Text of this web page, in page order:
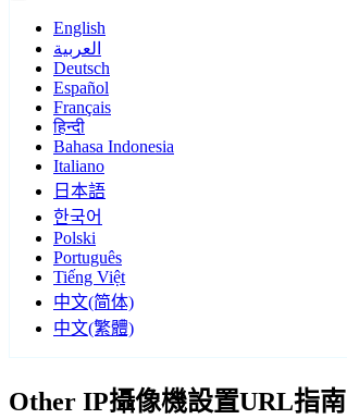
English
العربية
Deutsch
Español
Français
हिन्दी
Bahasa Indonesia
Italiano
日本語
한국어
Polski
Português
Tiếng Việt
中文(简体)
中文(繁體)
Other IP攝像機設置URL指南